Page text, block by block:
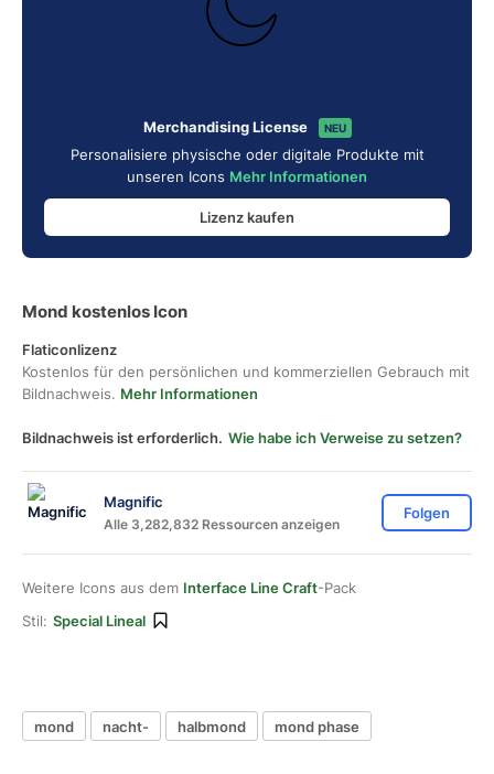
Merchandising License NEU
Personalisiere physische oder digitale Produkte mit
unseren Icons Mehr Informationen
Lizenz kaufen
Mond kostenlos Icon
Flaticonlizenz
Kostenlos für den persönlichen und kommerziellen Gebrauch mit
Bildnachweis. Mehr Informationen
Bildnachweis ist erforderlich. Wie habe ich Verweise zu setzen?
Magnific
Alle 3,282,832 Ressourcen anzeigen
Folgen
Weitere Icons aus dem Interface Line Craft-Pack
Stil: Special Lineal
mond nacht- halbmond mond phase